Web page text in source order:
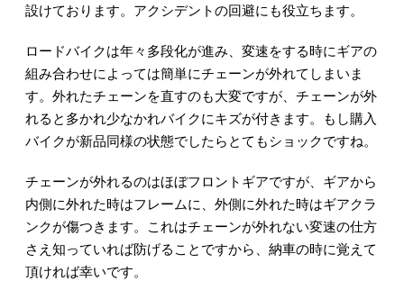
設けております。アクシデントの回避にも役立ちます。
ロードバイクは年々多段化が進み、変速をする時にギアの
組み合わせによっては簡単にチェーンが外れてしまいま
す。外れたチェーンを直すのも大変ですが、チェーンが外
れると多かれ少なかれバイクにキズが付きます。もし購入
バイクが新品同様の状態でしたらとてもショックですね。
チェーンが外れるのはほぼフロントギアですが、ギアから
内側に外れた時はフレームに、外側に外れた時はギアクラ
ンクが傷つきます。これはチェーンが外れない変速の仕方
さえ知っていれば防げることですから、納車の時に覚えて
頂ければ幸いです。